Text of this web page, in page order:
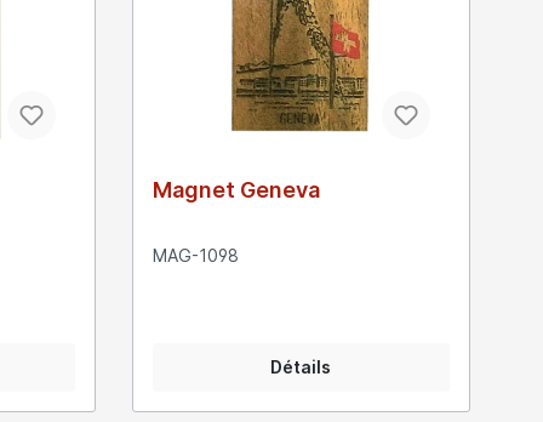
Magnet Geneva
MAG-1098
Détails